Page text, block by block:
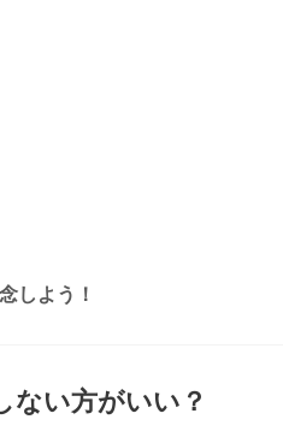
しよう！
ない方がいい？